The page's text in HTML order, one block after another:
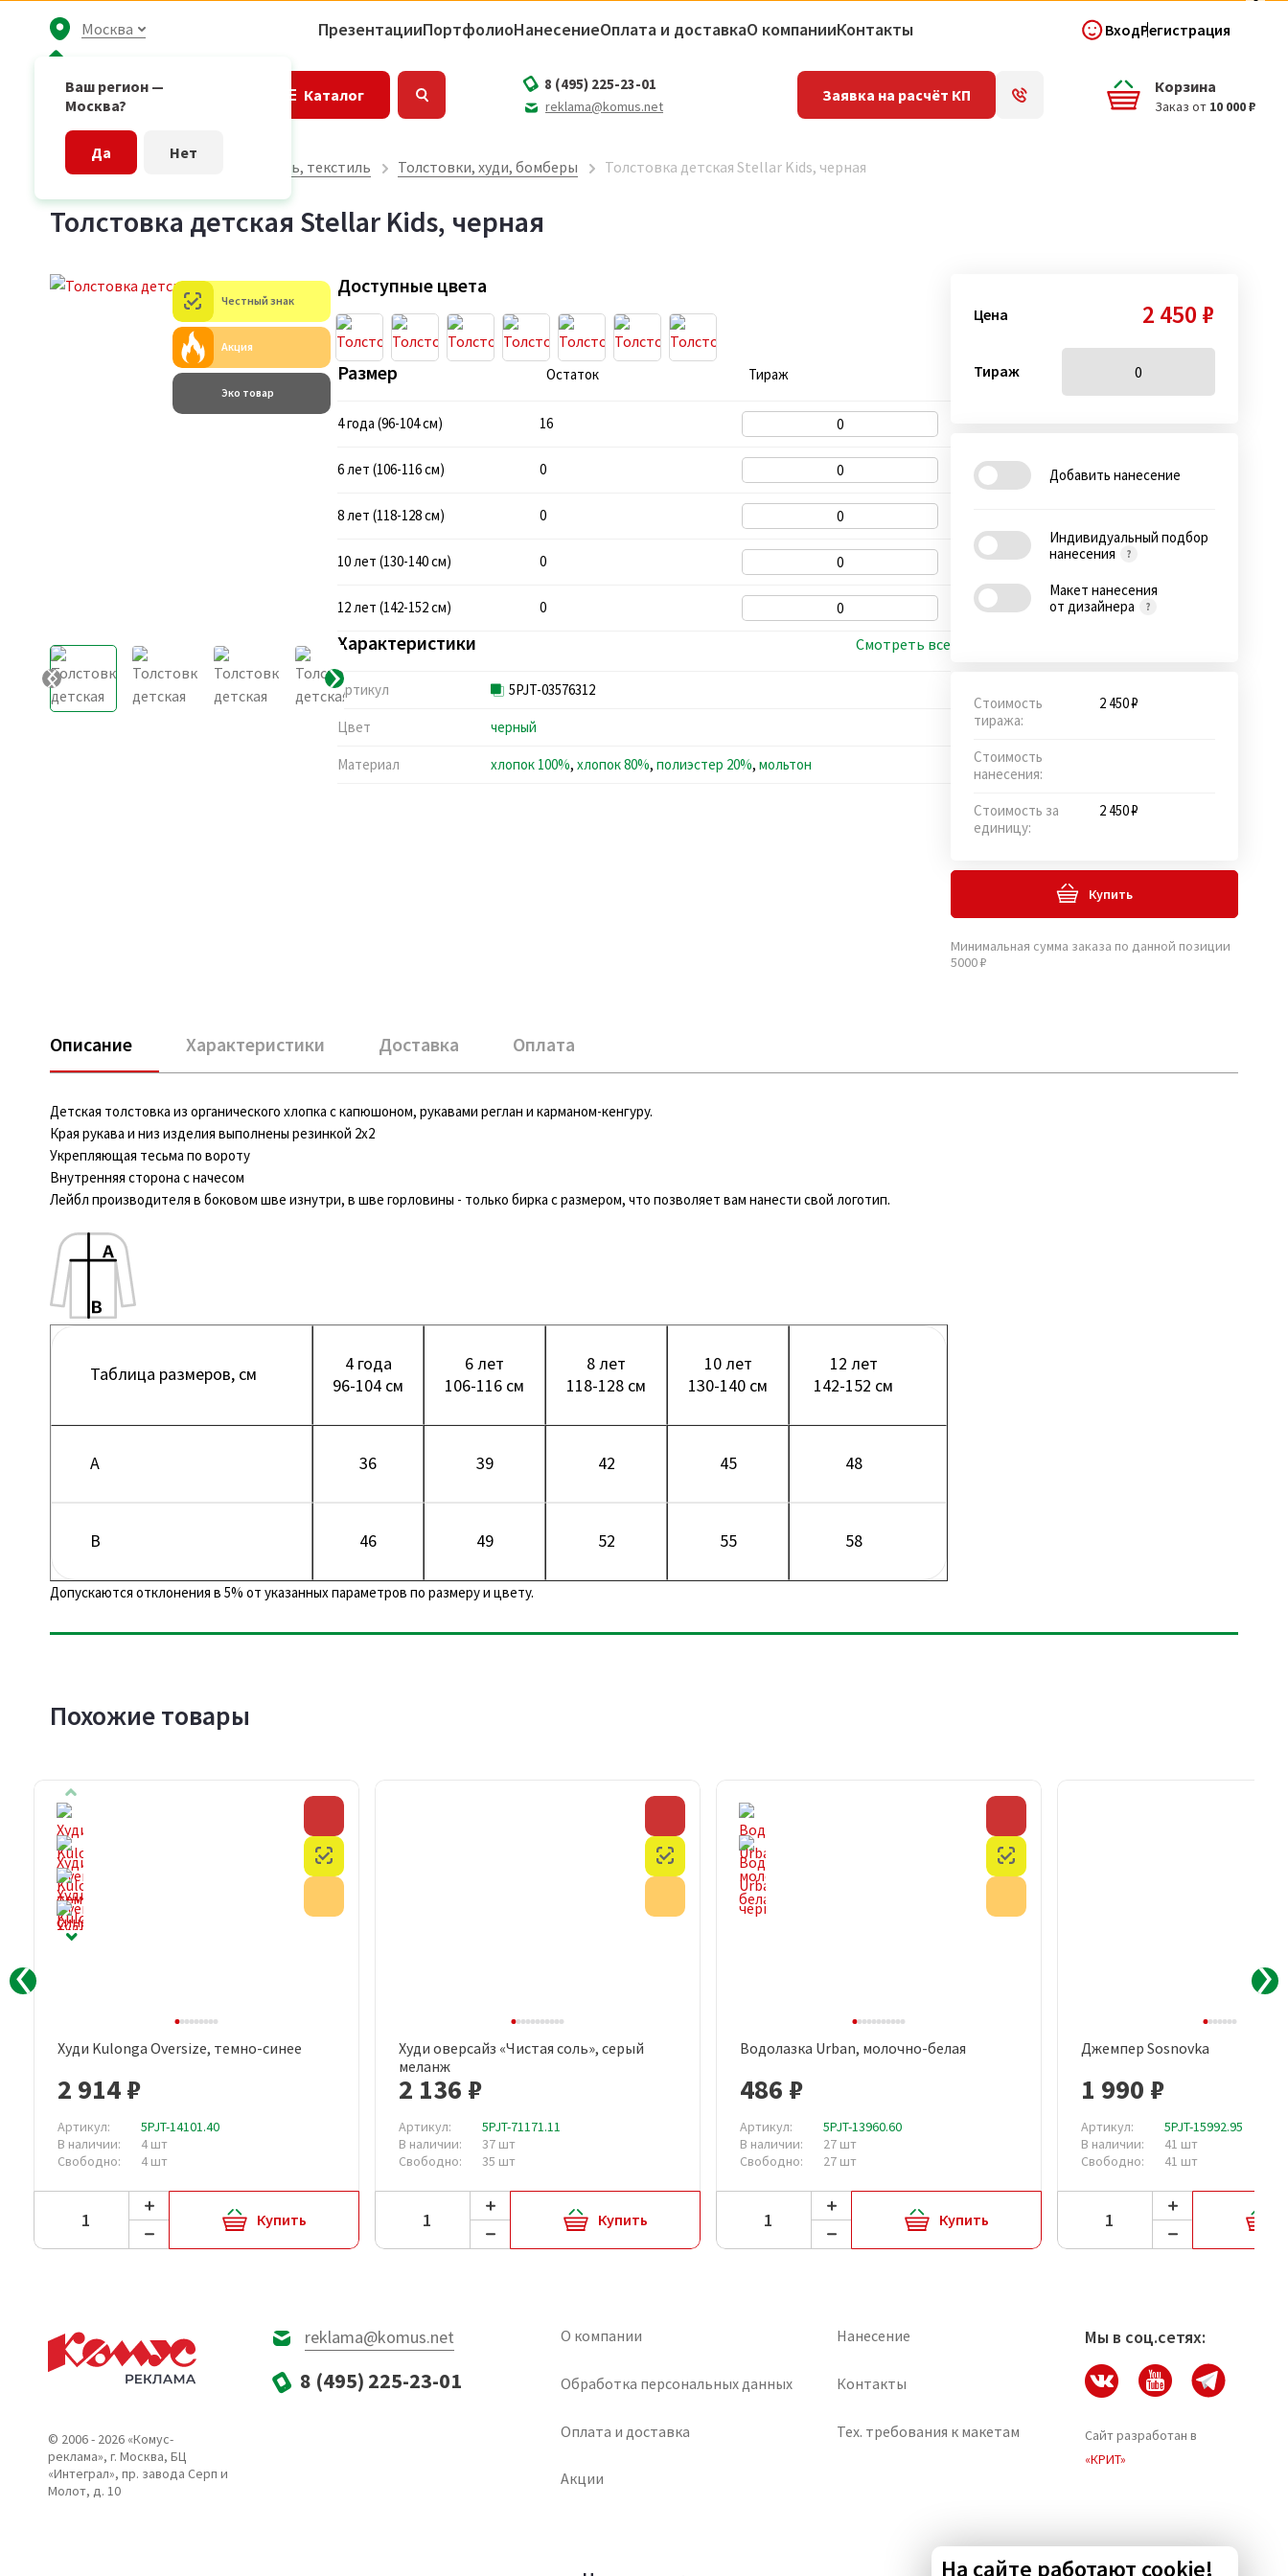
Москва
Ваш регион —
Москва?
Да Нет
ПрезентацииПортфолиоНанесениеОплата и доставкаО компанииКонтакты ВходРегистрация
Каталог Корзина
Заказ от 10 000 ₽
8 (495) 225-23-01
reklama@komus.net
Заявка на расчёт КП
Главная страница Одежда, обувь, текстиль Толстовки, худи, бомберы Толстовка детская Stellar Kids, черная
Толстовка детская Stellar Kids, черная
Честный знак
Акция
Эко товар
Доступные цвета
Размер Остаток Тираж
4 года (96-104 см) 16
6 лет (106-116 см) 0
8 лет (118-128 см) 0
10 лет (130-140 см) 0
12 лет (142-152 см) 0
Характеристики Смотреть все
Артикул 5PJT-03576312
Цвет черный
Материал хлопок 100%, хлопок 80%, полиэстер 20%, мольтон
Цена 2 450 ₽
Тираж
Добавить нанесение
Индивидуальный подбор
нанесения
Макет нанесения
от дизайнера
Стоимость
тиража:
2 450 ₽
Стоимость
нанесения:
Стоимость за
единицу:
2 450 ₽
Купить
Минимальная сумма заказа по данной позиции
5000 ₽
Описание Характеристики Доставка Оплата
Детская толстовка из органического хлопка с капюшоном, рукавами реглан и карманом-кенгуру.
Края рукава и низ изделия выполнены резинкой 2х2
Укрепляющая тесьма по вороту
Внутренняя сторона с начесом
Лейбл производителя в боковом шве изнутри, в шве горловины - только бирка с размером, что позволяет вам нанести свой логотип.
Таблица размеров, см
4 года
96-104 см
6 лет
106-116 см
8 лет
118-128 см
10 лет
130-140 см
12 лет
142-152 см
A 36 39 42 45 48
B 46 49 52 55 58
Допускаются отклонения в 5% от указанных параметров по размеру и цвету.
Похожие товары
Честный знак
Быстрый просмотр
Худи Kulonga Oversize, темно-синее
2 914 ₽
Артикул:
5PJT-14101.40
В наличии:
4 шт
Свободно:
4 шт
Купить
Честный знак
Быстрый просмотр
Худи оверсайз «Чистая соль», серый
меланж
2 136 ₽
Артикул:
5PJT-71171.11
В наличии:
37 шт
Свободно:
35 шт
Купить
Быстрый просмотр
Водолазка Urban, молочно-белая
486 ₽
Артикул:
5PJT-13960.60
В наличии:
27 шт
Свободно:
27 шт
Купить
Быстрый просмотр
Джемпер Sosnovka
1 990 ₽
Артикул:
5PJT-15992.95
В наличии:
41 шт
Свободно:
41 шт
© 2006 - 2026 «Комус-
реклама», г. Москва, БЦ
«Интеграл», пр. завода Серп и
Молот, д. 10
reklama@komus.net
8 (495) 225-23-01
О компании Нанесение
Обработка персональных данных Контакты
Оплата и доставка Тех. требования к макетам
Акции
Мы в соц.сетях:
Сайт разработан в
«КРИТ»
На сайте работают cookie!